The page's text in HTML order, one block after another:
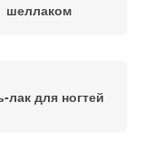
шеллаком
лак для ногтей